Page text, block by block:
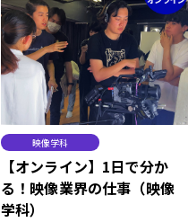
映像学科
【オンライン】1日で分か
る！映像業界の仕事（映像
学科）